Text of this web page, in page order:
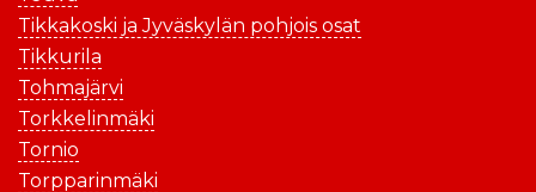
Tikkakoski ja Jyväskylän pohjois osat
Tikkurila
Tohmajärvi
Torkkelinmäki
Tornio
Torpparinmäki